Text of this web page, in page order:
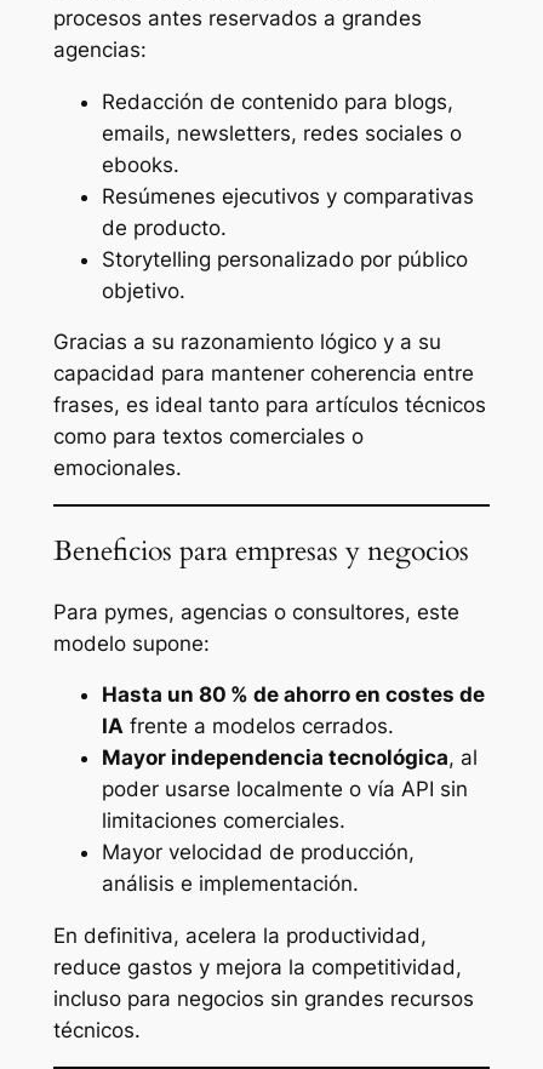
procesos antes reservados a grandes
agencias:
Redacción de contenido para blogs,
emails, newsletters, redes sociales o
ebooks.
Resúmenes ejecutivos y comparativas
de producto.
Storytelling personalizado por público
objetivo.
Gracias a su razonamiento lógico y a su
capacidad para mantener coherencia entre
frases, es ideal tanto para artículos técnicos
como para textos comerciales o
emocionales.
Beneficios para empresas y negocios
Para pymes, agencias o consultores, este
modelo supone:
Hasta un 80 % de ahorro en costes de
IAfrente a modelos cerrados.
Mayor independencia tecnológica, al
poder usarse localmente o vía API sin
limitaciones comerciales.
Mayor velocidad de producción,
análisis e implementación.
En definitiva, acelera la productividad,
reduce gastos y mejora la competitividad,
incluso para negocios sin grandes recursos
técnicos.